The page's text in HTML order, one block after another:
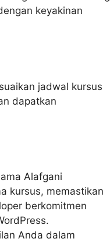
keyakinan
jadwal kursus
dapatkan
Alafgani
kursus, memastikan
berkomitmen
Anda dalam